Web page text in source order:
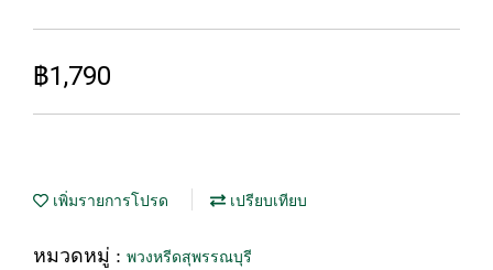
฿1,790
เพิ่มรายการโปรด เปรียบเทียบ
หมวดหมู่ : พวงหรีดสุพรรณบุรี